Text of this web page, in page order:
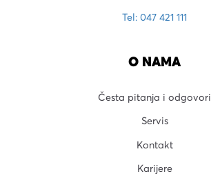
Tel: 047 421 111
O NAMA
Česta pitanja i odgovori
Servis
Kontakt
Karijere